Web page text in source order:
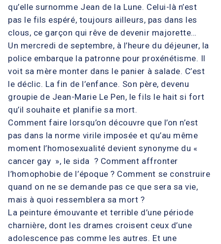
qu’elle surnomme Jean de la Lune. Celui-là n’est
pas le fils espéré, toujours ailleurs, pas dans les
clous, ce garçon qui rêve de devenir majorette…
Un mercredi de septembre, à l’heure du déjeuner, la
police embarque la patronne pour proxénétisme. Il
voit sa mère monter dans le panier à salade. C’est
le déclic. La fin de l’enfance. Son père, devenu
groupie de Jean-Marie Le Pen, le fils le hait si fort
qu’il souhaite et planifie sa mort.
Comment faire lorsqu’on découvre que l’on n’est
pas dans la norme virile imposée et qu’au même
moment l’homosexualité devient synonyme du «
cancer gay », le sida ? Comment affronter
l’homophobie de l’époque ? Comment se construire
quand on ne se demande pas ce que sera sa vie,
mais à quoi ressemblera sa mort ?
La peinture émouvante et terrible d’une période
charnière, dont les drames croisent ceux d’une
adolescence pas comme les autres. Et une